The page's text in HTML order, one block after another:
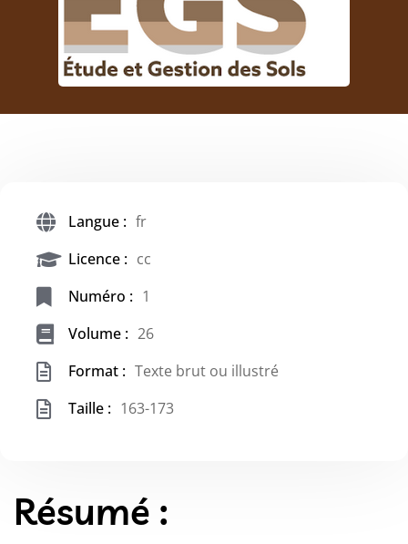
Langue : fr
Licence : cc
Numéro : 1
Volume : 26
Format : Texte brut ou illustré
Taille : 163-173
Résumé :